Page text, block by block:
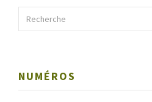
NUMÉROS